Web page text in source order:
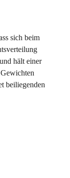
sich beim
hält einer
beiliegenden